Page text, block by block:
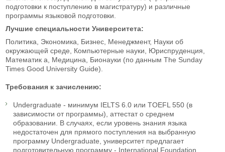
подготовки к поступлению в магистратуру) и различные
программы языковой подготовки.
Лучшие специальности Университета:
Политика, Экономика, Бизнес, Менеджмент, Науки об
окружающей среде, Компьютерные науки, Юриспруденция,
Математик а, Медицина, Бионауки (по данным The Sunday
Times Good University Guide).
Требования к зачислению:
Undergraduate - минимум IELTS 6.0 или TOEFL 550 (в
зависимости от программы), аттестат о среднем
образовании. В случаях, если уровень знания языка
недостаточен для прямого поступления на выбранную
программу Undergraduate, университет предлагает
подготовительную программу - International Foundation